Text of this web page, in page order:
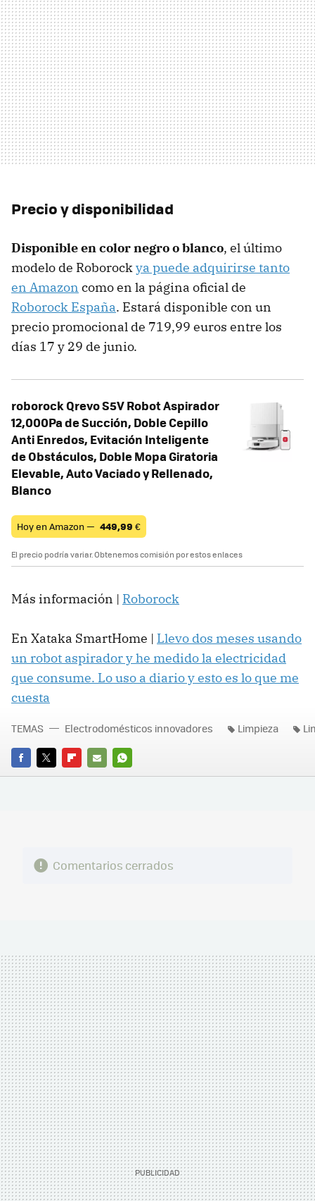
Precio y disponibilidad
Disponible en color negro o blanco, el último
modelo de Roborockya puede adquirirse tanto
en Amazon como en la página oficial de
Roborock España. Estará disponible con un
precio promocional de 719,99 euros entre los
días 17 y 29 de junio.
roborock Qrevo S5V Robot Aspirador
12,000Pa de Succión, Doble Cepillo
Anti Enredos, Evitación Inteligente
de Obstáculos, Doble Mopa Giratoria
Elevable, Auto Vaciado y Rellenado,
Blanco
Hoy en Amazon — 449,99 €
El precio podría variar. Obtenemos comisión por estos enlaces
Más información | Roborock
En Xataka SmartHome | Llevo dos meses usando
un robot aspirador y he medido la electricidad
que consume. Lo uso a diario y esto es lo que me
cuesta
FACEBOOK
TWITTERFLIPBOARD
E-
WHATSAPP
TEMAS Electrodomésticos innovadores Limpieza
Comentarios cerrados